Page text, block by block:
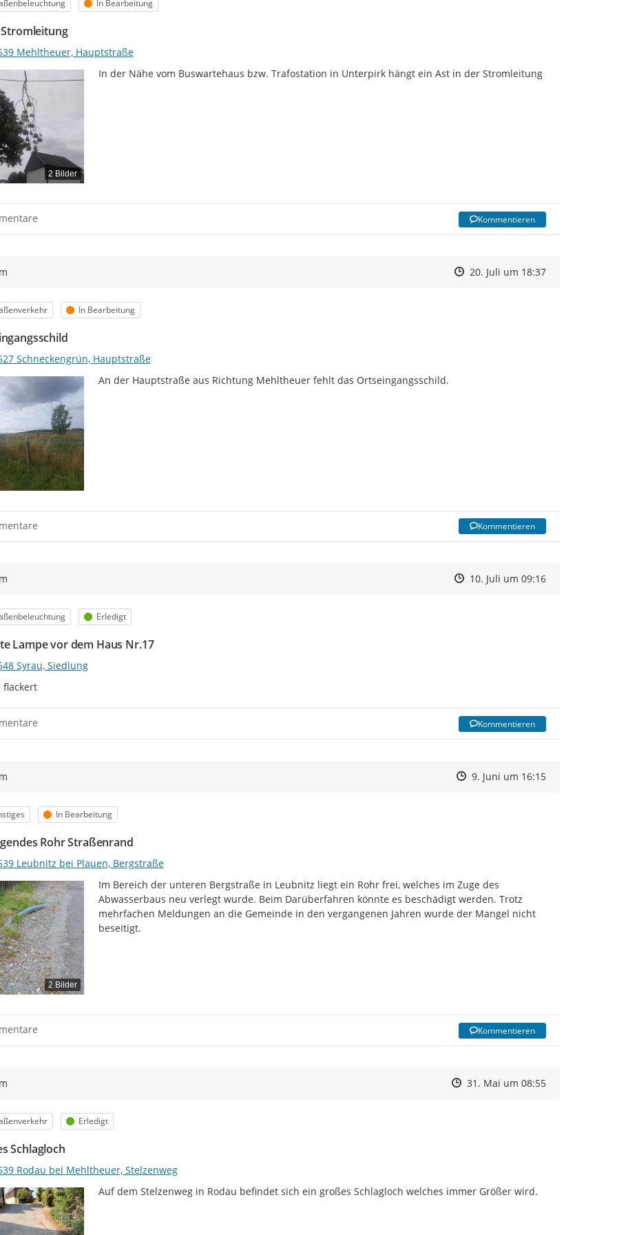
Status
In Bearbeitung
Mehltheuer, Hauptstraße
2 Bilder
In der Nähe vom Buswartehaus bzw. Trafostation in Unterpirk hängt ein Ast in der Stromleitung
Kommentieren
Zeitpunkt des Erstellens
Zeitpunkt des Erstellens
20. Juli um 18:37Zur Äußerung
Status
In Bearbeitung
Schneckengrün, Hauptstraße
An der Hauptstraße aus Richtung Mehltheuer fehlt das Ortseingangsschild.
Kommentieren
Zeitpunkt des Erstellens
Zeitpunkt des Erstellens
10. Juli um 09:16Zur Äußerung
Status
Erledigt
Lampe vor dem Haus Nr.17
Syrau, Siedlung
flackert
Kommentieren
Zeitpunkt des Erstellens
Zeitpunkt des Erstellens
9. Juni um 16:15Zur Äußerung
Status
In Bearbeitung
Rohr Straßenrand
Leubnitz bei Plauen, Bergstraße
2 Bilder
Im Bereich der unteren Bergstraße in Leubnitz liegt ein Rohr frei, welches im Zuge des
Abwasserbaus neu verlegt wurde. Beim Darüberfahren könnte es beschädigt werden. Trotz
mehrfachen Meldungen an die Gemeinde in den vergangenen Jahren wurde der Mangel nicht
beseitigt.
Kommentieren
Zeitpunkt des Erstellens
Zeitpunkt des Erstellens
31. Mai um 08:55Zur Äußerung
Status
Erledigt
Schlagloch
Rodau bei Mehltheuer, Stelzenweg
Auf dem Stelzenweg in Rodau befindet sich ein großes Schlagloch welches immer Größer wird.